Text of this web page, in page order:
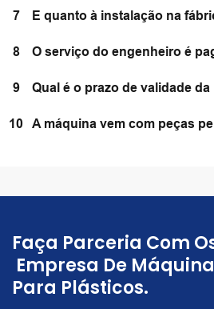
7 E quanto à instalação na
8 O serviço do engenheiro é
9 Qual é o prazo de validade
10 A máquina vem com peças
Faça Parceria Com
Empresa De
Para Plásticos.